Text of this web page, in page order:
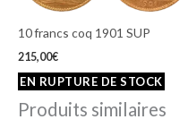
10 francs coq 1901 SUP
215,00€
Produits similaires